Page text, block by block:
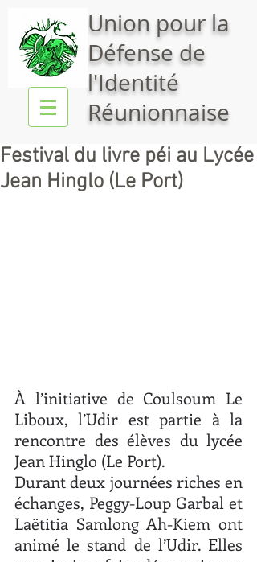
Union pour la
Défense de
l'Identité
Réunionnaise
Festival du livre péi au Lycée
Jean Hinglo (Le Port)
À l’initiative de Coulsoum Le
Liboux, l’Udir est partie à la
rencontre des élèves du lycée
Jean Hinglo (Le Port).
Durant deux journées riches en
échanges, Peggy-Loup Garbal et
Laëtitia Samlong Ah-Kiem ont
animé le stand de l’Udir. Elles